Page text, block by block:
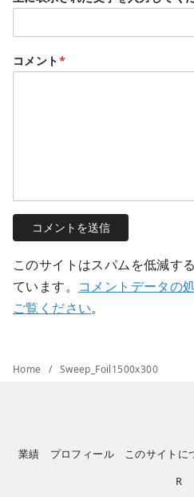
コメント*
このサイトはスパムを低減す
ています。 コメントデータの
ご覧ください。
Home Sweep_Foil1500x300
業績 プロフィール このサイトに
R